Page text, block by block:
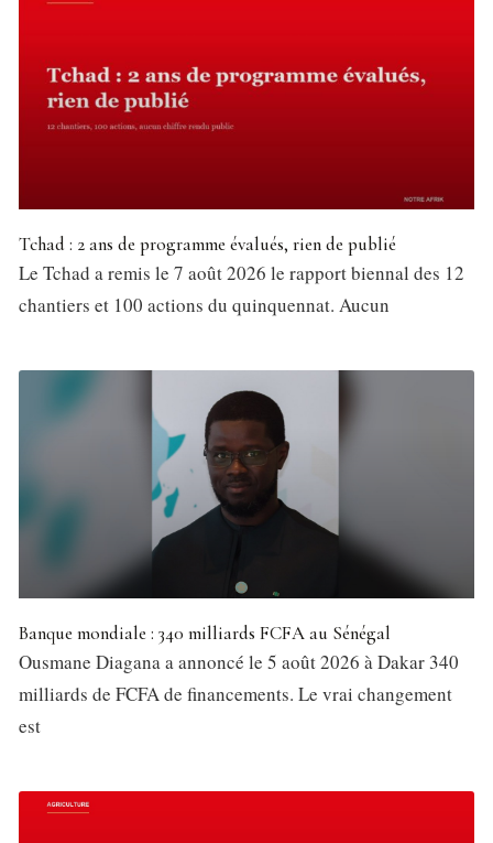
Tchad : 2 ans de programme évalués, rien de publié
Le Tchad a remis le 7 août 2026 le rapport biennal des 12
chantiers et 100 actions du quinquennat. Aucun
Banque mondiale : 340 milliards FCFA au Sénégal
Ousmane Diagana a annoncé le 5 août 2026 à Dakar 340
milliards de FCFA de financements. Le vrai changement
est